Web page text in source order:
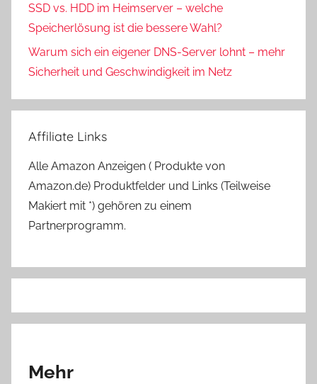
SSD vs. HDD im Heimserver – welche
Speicherlösung ist die bessere Wahl?
Warum sich ein eigener DNS-Server lohnt – mehr
Sicherheit und Geschwindigkeit im Netz
Affiliate Links
Alle Amazon Anzeigen ( Produkte von
Amazon.de) Produktfelder und Links (Teilweise
Makiert mit *) gehören zu einem
Partnerprogramm.
Mehr